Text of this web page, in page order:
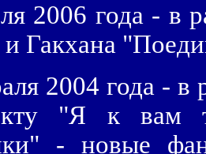
2006 года - в
Гакхана
2004 года -
"Я к вам
- новые